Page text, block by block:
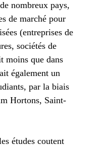
nombreux pays,
de marché pour
(entreprises de
sociétés de
moins que dans
également un
par la biais
Hortons, Saint-
études coutent